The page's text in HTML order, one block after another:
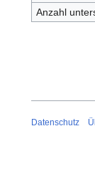
Anzahl
Datenschutz